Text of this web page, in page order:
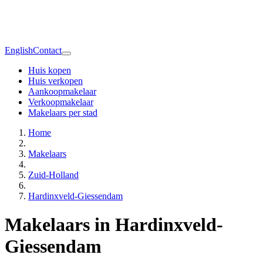
EnglishContact
Huis kopen
Huis verkopen
Aankoopmakelaar
Verkoopmakelaar
Makelaars per stad
Home
Makelaars
Zuid-Holland
Hardinxveld-Giessendam
Makelaars in Hardinxveld-
Giessendam